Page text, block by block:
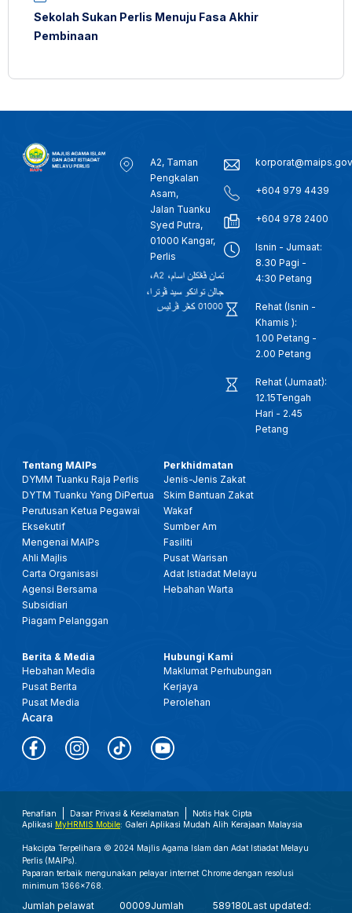
Sekolah Sukan Perlis Menuju Fasa Akhir
Pembinaan
A2, Taman
Pengkalan
Asam,
Jalan Tuanku
Syed Putra,
01000 Kangar,
Perlis
+604 979 4439
+604 978 2400
Isnin - Jumaat:
8.30 Pagi -
4:30 Petang
Rehat (Isnin -
Khamis ):
1.00 Petang -
2.00 Petang
Rehat (Jumaat):
12.15Tengah
Hari - 2.45
Petang
Tentang MAIPs
DYMM Tuanku Raja Perlis
DYTM Tuanku Yang DiPertua
Perutusan Ketua Pegawai
Eksekutif
Mengenai MAIPs
Ahli Majlis
Carta Organisasi
Agensi Bersama
Subsidiari
Piagam Pelanggan
Perkhidmatan
Jenis-Jenis Zakat
Skim Bantuan Zakat
Wakaf
Sumber Am
Fasiliti
Pusat Warisan
Adat Istiadat Melayu
Hebahan Warta
Berita & Media
Hebahan Media
Pusat Berita
Pusat Media
Acara
Hubungi Kami
Maklumat Perhubungan
Kerjaya
Perolehan
Penafian Dasar Privasi & Keselamatan
Notis Hak Cipta
Aplikasi MyHRMIS Mobile: Galeri Aplikasi Mudah Alih Kerajaan Malaysia
Hakcipta Terpelihara © 2024 Majlis Agama Islam dan Adat Istiadat Melayu
Perlis (MAIPs).
Paparan terbaik mengunakan pelayar internet Chrome dengan resolusi
minimum 1366x768.
Jumlah pelawat 00009Jumlah 589180Last updated: